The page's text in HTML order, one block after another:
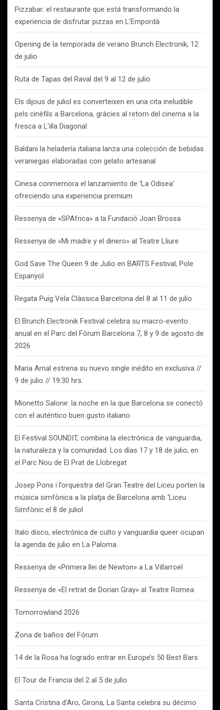
Pizzabar: el restaurante que está transformando la
experiencia de disfrutar pizzas en L’Empordà
Opening de la temporada de verano Brunch Electronik, 12
de julio
Ruta de Tapas del Raval del 9 al 12 de julio
Els dijous de juliol es converteixen en una cita ineludible
pels cinèfils a Barcelona, gràcies al retorn del cinema a la
fresca a L’illa Diagonal
Baldani la heladería italiana lanza una colección de bebidas
veraniegas elaboradas con gelato artesanal
Cinesa conmemora el lanzamiento de ‘La Odisea’
ofreciendo una experiencia premium
Ressenya de «SPAfrica» a la Fundació Joan Brossa
Ressenya de «Mi madre y el dinero» al Teatre Lliure
God Save The Queen 9 de Julio en BARTS Festival, Pole
Espanyol
Regata Puig Vela Clàssica Barcelona del 8 al 11 de julio
El Brunch Electronik Festival celebra su macro-evento
anual en el Parc del Fòrum Barcelona 7, 8 y 9 de agosto de
2026
Maria Arnal estrena su nuevo single inédito en exclusiva //
9 de julio // 19:30 hrs.
Mionetto Salone: la noche en la que Barcelona se conectó
con el auténtico buen gusto italiano
El Festival SOUNDIT, combina la electrónica de vanguardia,
la naturaleza y la comunidad. Los días 17 y 18 de julio, en
el Parc Nou de El Prat de Llobregat
Josep Pons i l’orquestra del Gran Teatre del Liceu porten la
música simfònica a la platja de Barcelona amb ‘Liceu
Simfònic el 8 de juliol
Italo disco, electrónica de culto y vanguardia queer ocupan
la agenda de julio en La Paloma.
Ressenya de «Primera llei de Newton» a La Villarroel
Ressenya de «El retrat de Dorian Gray» al Teatre Romea
Tomorrowland 2026
Zona de baños del Fórum
14 de la Rosa ha logrado entrar en Europe’s 50 Best Bars
El Tour de Francia del 2 al 5 de julio
Santa Cristina d’Aro, Girona, La Santa celebra su décimo